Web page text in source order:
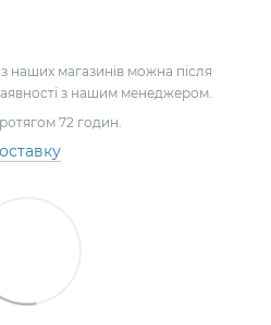
наших магазинів можна після
з нашим менеджером.
72 годин.